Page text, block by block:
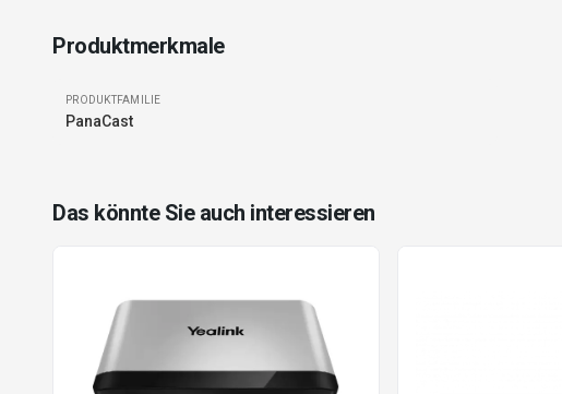
Produktmerkmale
PRODUKTFAMILIE
PanaCast
Das könnte Sie auch interessieren